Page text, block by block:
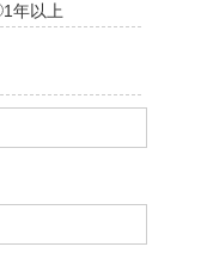
1年以上